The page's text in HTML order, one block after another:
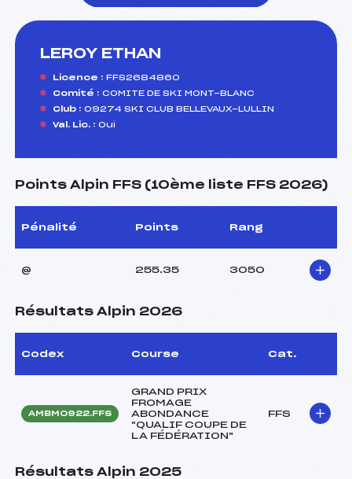
LEROY ETHAN
Licence : FFS2684860
Comité : COMITE DE SKI MONT-BLANC
Club : 09274 SKI CLUB BELLEVAUX-LULLIN
Val. Lic. : Oui
Points Alpin FFS (10ème liste FFS 2026)
Pénalité Points Rang
@ 255.35 3050
Résultats Alpin 2026
Codex Course Cat.
AMBM0922.FFS
GRAND PRIX
FROMAGE
ABONDANCE
"QUALIF COUPE DE
LA FÉDÉRATION"
FFS
Résultats Alpin 2025